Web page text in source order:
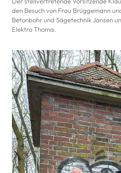
den Besuch von Frau Brüggemann
Betonbohr und Sägetechnik Jansen
Elektro Thoma.